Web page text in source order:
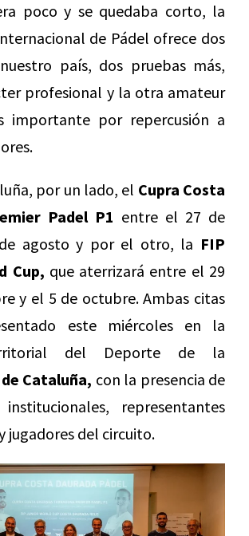
poco y se quedaba corto, la
de Pádel ofrece dos
país, dos pruebas más,
profesional y la otra amateur
importante por repercusión a
por un lado, el Cupra Costa
Padel P1 entre el 27 de
agosto y por el otro, la FIP
Cup, que aterrizará entre el 29
y el 5 de octubre. Ambas citas
este miércoles en la
del Deporte de la
Cataluña, con la presencia de
institucionales, representantes
jugadores del circuito.